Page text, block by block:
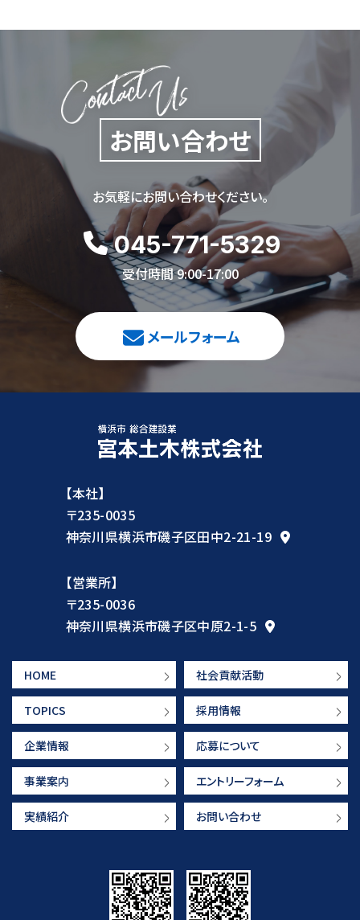
お問い合わせ
お気軽にお問い合わせください。
045-771-5329
受付時間 9:00-17:00
メールフォーム
【本社】
〒235-0035
神奈川県横浜市磯子区田中2-21-19
【営業所】
〒235-0036
神奈川県横浜市磯子区中原2-1-5
HOME
TOPICS
企業情報
事業案内
実績紹介
社会貢献活動
採用情報
応募について
エントリーフォーム
お問い合わせ